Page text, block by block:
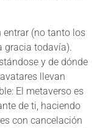
entrar (no tanto los
gracia todavía).
y de dónde
llevan
El metaverso es
de ti, haciendo
con cancelación